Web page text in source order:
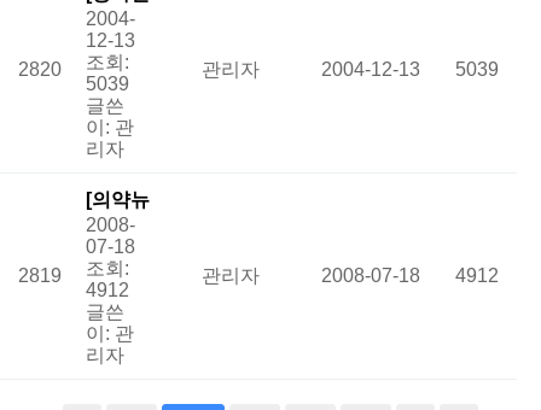
2820
보] 어
린이난
치병<4
부끝>
인기
2004-
12-13
조회:
5039
글쓴
이: 관
리자
관리자 2004-12-13 5039
2819
[의약뉴
스] 22
번 염색
체 미세
결실증
후군
2008-
07-18
조회:
4912
글쓴
이: 관
리자
관리자 2008-07-18 4912